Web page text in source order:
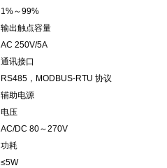
1%～99%
输出触点容量
AC 250V/5A
通讯接口
RS485，MODBUS-RTU 协议
辅助电源
电压
AC/DC 80～270V
功耗
≤5W